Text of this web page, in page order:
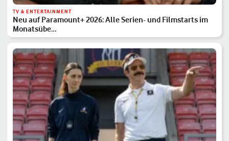
TV & ENTERTAINMENT
Neu auf Paramount+ 2026: Alle Serien- und Filmstarts im
Monatsübe…